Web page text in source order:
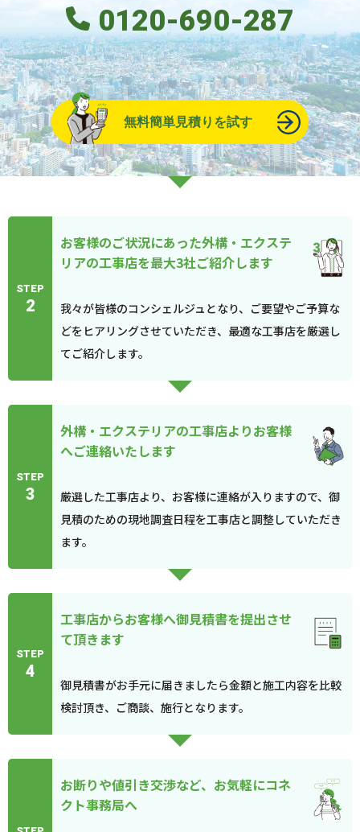
0120-690-287
無料簡単見積りを試す
STEP
2
お客様のご状況にあった外構・エクステ
リアの工事店を最大3社ご紹介します
我々が皆様のコンシェルジュとなり、ご要望やご予算な
どをヒアリングさせていただき、最適な工事店を厳選し
てご紹介します。
STEP
3
外構・エクステリアの工事店よりお客様
へご連絡いたします
厳選した工事店より、お客様に連絡が入りますので、御
見積のための現地調査日程を工事店と調整していただき
ます。
STEP
4
工事店からお客様へ御見積書を提出させ
て頂きます
御見積書がお手元に届きましたら金額と施工内容を比較
検討頂き、ご商談、施行となります。
お断りや値引き交渉など、お気軽にコネ
クト事務局へ